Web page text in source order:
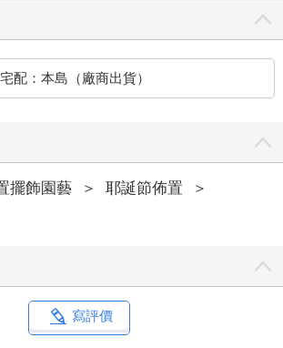
配：本島（廠商出貨）
擺飾園藝 ＞ 耶誕節佈置
＞
寫評價